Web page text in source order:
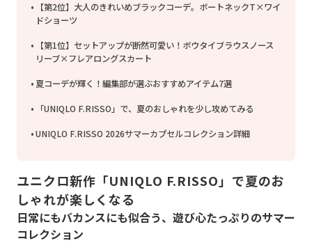
【第2位】大人のきれいめブラックコーデ。ボートネックT×ワイ
ドショーツ
【第1位】セットアップが断然可愛い！ボウタイブラウスノース
リーブ×フレアロングスカート
夏コーデが輝く！編集部が選ぶおすすめアイテム7選
「UNIQLO F.RISSO」で、夏のおしゃれを少し攻めてみる
UNIQLO F.RISSO 2026サマーカプセルコレクション詳細
ユニクロ新作「UNIQLO F.RISSO」で夏のお
しゃれが楽しくなる
日常にもバカンスにも似合う、遊び心たっぷりのサマー
コレクション